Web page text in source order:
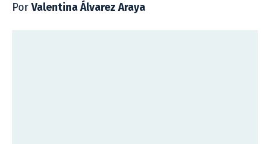
PorValentina Álvarez Araya